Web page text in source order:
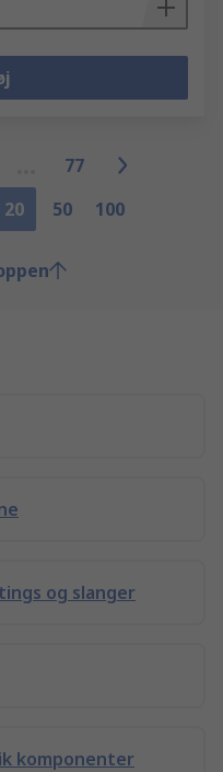
77
20 50 100
og slanger
komponenter